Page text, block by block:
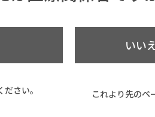
さい。
いい
これより先のペ